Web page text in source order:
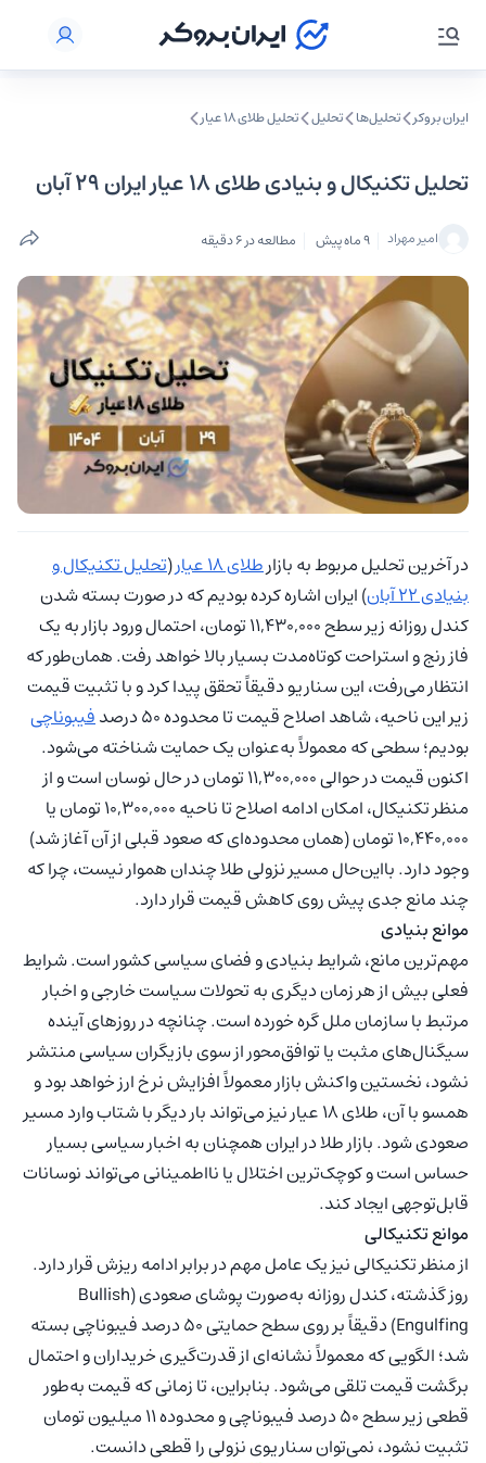
ایران بروکر تحلیل‌ها تحلیل‌ تحلیل طلای ۱۸ عیار
تحلیل تکنیکال و بنیادی طلای ۱۸ عیار ایران ۲۹ آبان
امیر مهراد 9 ماه پیش مطالعه در 6 دقیقه
در آخرین تحلیل مربوط به بازارطلای ۱۸ عیار (تحلیل تکنیکال و
بنیادی ۲۲ آبان
) ایران اشاره کرده بودیم که در صورت بسته شدن
کندل روزانه زیر سطح ۱۱,۴۳۰,۰۰۰ تومان، احتمال ورود بازار به یک
فاز رنج و استراحت کوتاه‌مدت بسیار بالا خواهد رفت. همان‌طور که
انتظار می‌رفت، این سناریو دقیقاً تحقق پیدا کرد و با تثبیت قیمت
زیر این ناحیه، شاهد اصلاح قیمت تا محدوده ۵۰ درصد
فیبوناچی
بودیم؛ سطحی که معمولاً به‌عنوان یک حمایت شناخته می‌شود.
اکنون قیمت در حوالی ۱۱,۳۰۰,۰۰۰ تومان در حال نوسان است و از
منظر تکنیکال، امکان ادامه اصلاح تا ناحیه ۱۰,۳۰۰,۰۰۰ تومان یا
۱۰,۴۴۰,۰۰۰ تومان (همان محدوده‌ای که صعود قبلی از آن آغاز شد)
وجود دارد. بااین‌حال مسیر نزولی طلا چندان هموار نیست، چرا که
چند مانع جدی پیش روی کاهش قیمت قرار دارد.
موانع بنیادی
مهم‌ترین مانع، شرایط بنیادی و فضای سیاسی کشور است. شرایط
فعلی بیش از هر زمان دیگری به تحولات سیاست خارجی و اخبار
مرتبط با سازمان ملل گره خورده است. چنانچه در روزهای آینده
سیگنال‌های مثبت یا توافق‌محور از سوی بازیگران سیاسی منتشر
نشود، نخستین واکنش بازار معمولاً افزایش نرخ ارز خواهد بود و
همسو با آن، طلای ۱۸ عیار نیز می‌تواند بار دیگر با شتاب وارد مسیر
صعودی شود. بازار طلا در ایران همچنان به اخبار سیاسی بسیار
حساس است و کوچک‌ترین اختلال یا نااطمینانی می‌تواند نوسانات
قابل‌توجهی ایجاد کند.
موانع تکنیکالی
از منظر تکنیکالی نیز یک عامل مهم در برابر ادامه ریزش قرار دارد.
روز گذشته، کندل روزانه به‌صورت پوشای صعودی (Bullish
Engulfing) دقیقاً بر روی سطح حمایتی ۵۰ درصد فیبوناچی بسته
شد؛ الگویی که معمولاً نشانه‌ای از قدرت‌گیری خریداران و احتمال
برگشت قیمت تلقی می‌شود. بنابراین، تا زمانی که قیمت به‌طور
قطعی زیر سطح ۵۰ درصد فیبوناچی و محدوده ۱۱ میلیون تومان
تثبیت نشود، نمی‌توان سناریوی نزولی را قطعی دانست.